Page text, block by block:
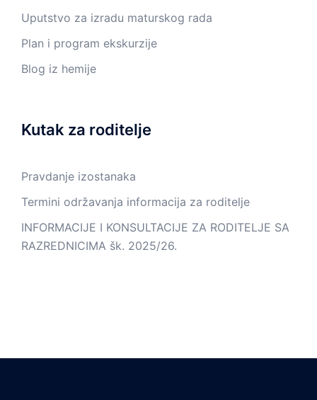
Uputstvo za izradu maturskog rada
Plan i program ekskurzije
Blog iz hemije
Kutak za roditelje
Pravdanje izostanaka
Termini održavanja informacija za roditelje
INFORMACIJE I KONSULTACIJE ZA RODITELJE SA
RAZREDNICIMA šk. 2025/26.